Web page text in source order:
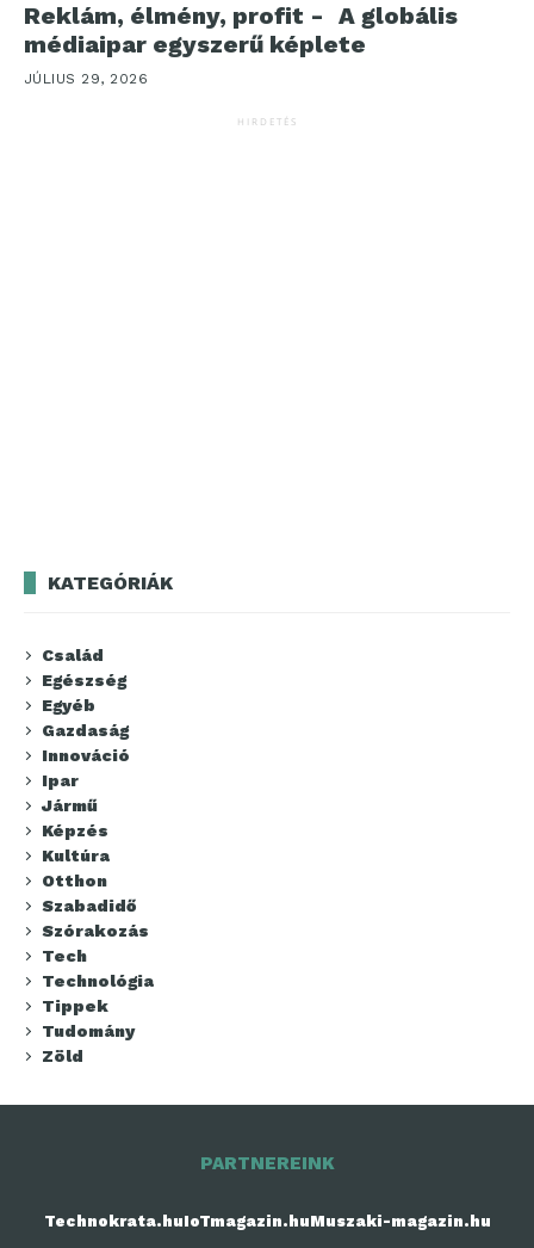
Reklám, élmény, profit - A globális
médiaipar egyszerű képlete
JÚLIUS 29, 2026
HIRDETÉS
KATEGÓRIÁK
Család
Egészség
Egyéb
Gazdaság
Innováció
Ipar
Jármű
Képzés
Kultúra
Otthon
Szabadidő
Szórakozás
Tech
Technológia
Tippek
Tudomány
Zöld
PARTNEREINK
Technokrata.huIoTmagazin.huMuszaki-magazin.hu